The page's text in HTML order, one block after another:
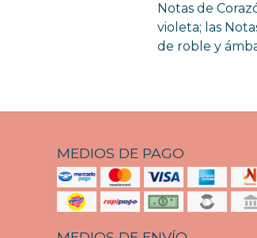
Notas de
violeta; las
de roble y
MEDIOS DE PAGO